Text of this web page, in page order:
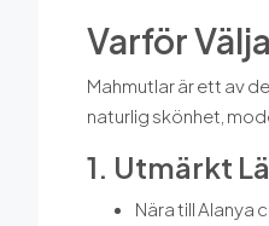
Varför
Mahmutlar är ett av
naturlig skönhet,
1. Utmärkt
Nära till Alanya